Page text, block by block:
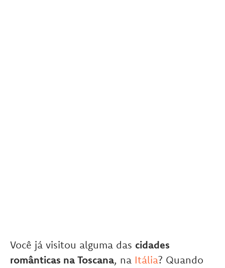
Você já visitou alguma das cidades
românticas na Toscana, na Itália? Quando